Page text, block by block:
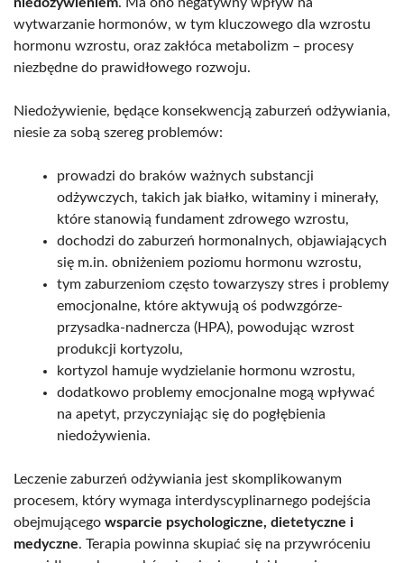
wytwarzanie hormonów, w tym kluczowego dla wzrostu
hormonu wzrostu, oraz zakłóca metabolizm – procesy
niezbędne do prawidłowego rozwoju.
Niedożywienie, będące konsekwencją zaburzeń odżywiania,
niesie za sobą szereg problemów:
prowadzi do braków ważnych substancji
odżywczych, takich jak białko, witaminy i minerały,
które stanowią fundament zdrowego wzrostu,
dochodzi do zaburzeń hormonalnych, objawiających
się m.in. obniżeniem poziomu hormonu wzrostu,
tym zaburzeniom często towarzyszy stres i problemy
emocjonalne, które aktywują oś podwzgórze-
przysadka-nadnercza (HPA), powodując wzrost
produkcji kortyzolu,
kortyzol hamuje wydzielanie hormonu wzrostu,
dodatkowo problemy emocjonalne mogą wpływać
na apetyt, przyczyniając się do pogłębienia
niedożywienia.
Leczenie zaburzeń odżywiania jest skomplikowanym
procesem, który wymaga interdyscyplinarnego podejścia
obejmującego wsparcie psychologiczne, dietetyczne i
medyczne. Terapia powinna skupiać się na przywróceniu